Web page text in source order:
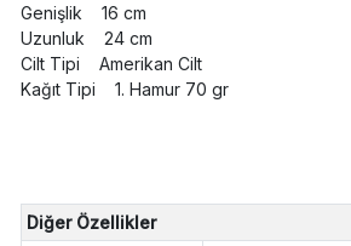
Genişlik 16 cm
Uzunluk 24 cm
Cilt Tipi Amerikan Cilt
Kağıt Tipi 1. Hamur 70 gr
Diğer Özellikler